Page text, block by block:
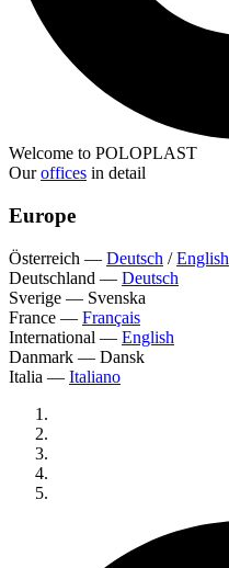
Welcome to POLOPLAST
Ouroffices in detail
Europe
Österreich — Deutsch /English
Deutschland — Deutsch
Sverige — Svenska
France — Français
International — English
Danmark — Dansk
Italia — Italiano